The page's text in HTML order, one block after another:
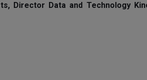
Director Data and Technology